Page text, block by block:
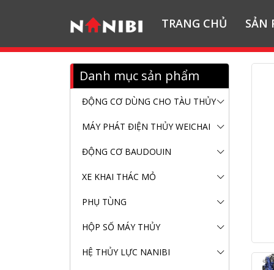
TRANG CHỦ SẢN
Danh mục sản phẩm
ĐỘNG CƠ DÙNG CHO TÀU THỦY
MÁY PHÁT ĐIỆN THỦY WEICHAI
ĐỘNG CƠ BAUDOUIN
XE KHAI THÁC MỎ
PHỤ TÙNG
HỘP SỐ MÁY THỦY
HỆ THỦY LỰC NANIBI